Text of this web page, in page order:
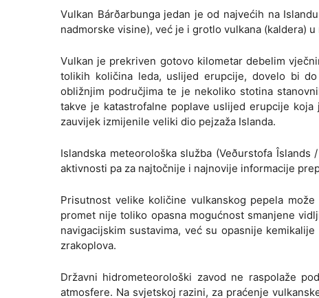
Vulkan Bárðarbunga jedan je od najvećih na
nadmorske visine), već je i grotlo vulkana (kaldera)
Vulkan je prekriven gotovo kilometar debelim
tolikih količina leda, uslijed erupcije, dovelo bi
obližnjim područjima te je nekoliko stotina
takve je katastrofalne poplave uslijed erupcije
zauvijek izmijenile veliki dio pejzaža Islanda.
Islandska meteorološka služba (Veðurstofa
aktivnosti pa za najtočnije i najnovije informacije
Prisutnost velike količine vulkanskog pepela
promet nije toliko opasna mogućnost smanjene
navigacijskim sustavima, već su opasnije
zrakoplova.
Državni hidrometeorološki zavod ne raspolaže
atmosfere. Na svjetskoj razini, za praćenje